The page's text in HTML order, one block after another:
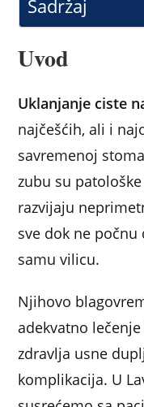
e
b
o
k
s
p
Sadržaj
Uvod
Uklanjanje ciste
najčešćih, ali i
savremenoj
zubu su
razvijaju
sve dok ne
samu vilicu.
Njihovo
adekvatno
zdravlja usne
komplikacija. U